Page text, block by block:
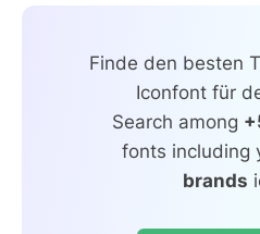
Finde den besten
Iconfont für
Search among
fonts including
brands